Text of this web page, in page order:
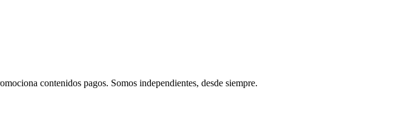
contenidos pagos. Somos independientes, desde siempre.